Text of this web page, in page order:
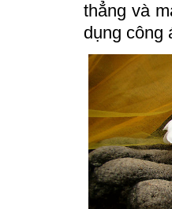
thẳng và
dụng công